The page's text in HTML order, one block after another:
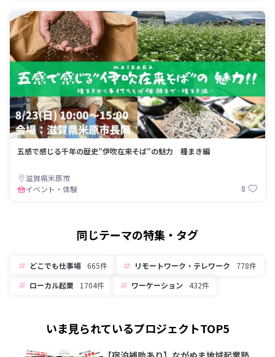
五感で感じる千年の歴史”伊吹在来そば”の魅力 種まき編
滋賀県米原市
イベント・体験
8
同じテーマの特集・タグ
どこでも仕事場 665件 リモートワーク・テレワーク
778件
ローカル起業
1704件 ワーケーション 432件
いま見られているプロジェクトTOP5